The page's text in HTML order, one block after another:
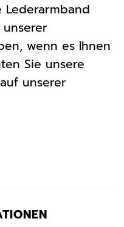
Lederarmband
unserer
wenn es Ihnen
Sie unsere
unserer